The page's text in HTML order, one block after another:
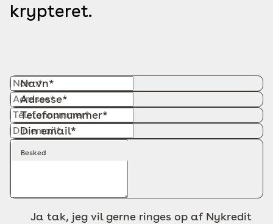
krypteret.
Navn*
Adresse*
Telefonnummer*
Din email*
Besked
Ja tak, jeg vil gerne ringes op af Nykredit